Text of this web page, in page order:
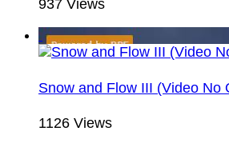
937 Views
Snow and Flow III (Video No
1126 Views